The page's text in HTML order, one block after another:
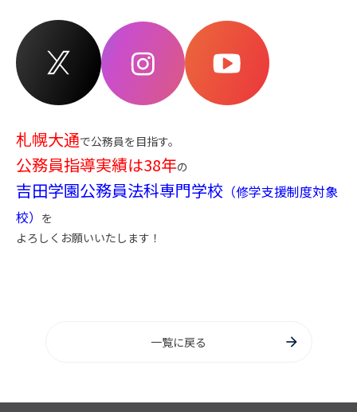
札幌大通で公務員を目指す。
公務員指導実績は38年の
吉田学園公務員法科専門学校 （修学支援制度対象
校） を
よろしくお願いいたします！
一覧に戻る